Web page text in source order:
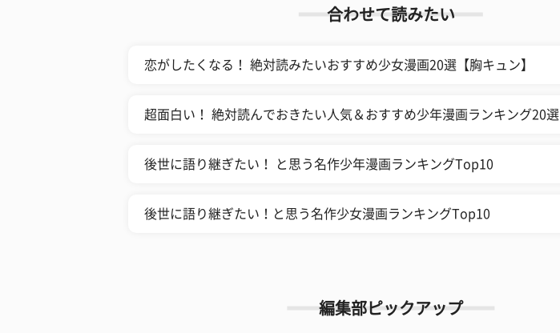
合わせて読みたい
恋がしたくなる！ 絶対読みたいおすすめ少女漫画20選【胸キュン】
超面白い！ 絶対読んでおきたい人気＆おすすめ少年漫画ランキング20選
後世に語り継ぎたい！ と思う名作少年漫画ランキングTop10
後世に語り継ぎたい！と思う名作少女漫画ランキングTop10
編集部ピックアップ